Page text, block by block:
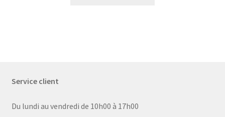
Service client
Du lundi au vendredi de 10h00 à 17h00